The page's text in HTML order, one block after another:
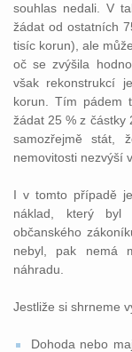
souhlas nedali. V
žádat od ostatních
tisíc korun), ale
oč se zvýšila
však rekonstrukcí
korun. Tím pádem
žádat 25 % z částky
samozřejmě stát,
nemovitosti nezvýší
I v tomto případě
náklad, který byl
občanského
nebyl, pak nemá
náhradu.
Jestliže si shrneme
Dohoda nebo